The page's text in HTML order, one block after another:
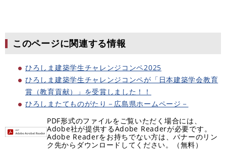
このページに関連する情報
ひろしま建築学生チャレンジコンペ2025
ひろしま建築学生チャレンジコンペが「日本建築学会教育
賞（教育貢献）」を受賞しました！！
ひろしまたてものがたり－広島県ホームページ－
PDF形式のファイルをご覧いただく場合には、
Adobe社が提供するAdobe Readerが必要です。
Adobe Readerをお持ちでない方は、バナーのリン
ク先からダウンロードしてください。（無料）